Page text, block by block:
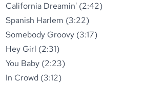
California Dreamin' (2:42)
Spanish Harlem (3:22)
Somebody Groovy (3:17)
Hey Girl (2:31)
You Baby (2:23)
In Crowd (3:12)